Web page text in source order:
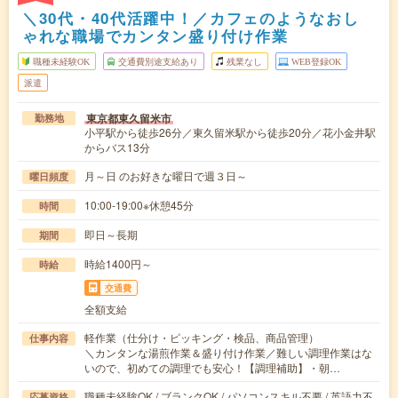
＼30代・40代活躍中！／カフェのようなおし
ゃれな職場でカンタン盛り付け作業
職種未経験OK 交通費別途支給あり 残業なし WEB登録OK
派遣
勤務地 東京都東久留米市
小平駅から徒歩26分／東久留米駅から徒歩20分／花小金井駅
からバス13分
曜日頻度 月～日 のお好きな曜日で週３日～
時間 10:00-19:00※休憩45分
期間 即日～長期
時給 時給1400円～
交通費
全額支給
仕事内容
軽作業（仕分け・ピッキング・検品、商品管理）
＼カンタンな湯煎作業＆盛り付け作業／難しい調理作業はな
いので、初めての調理でも安心！【調理補助】・朝…